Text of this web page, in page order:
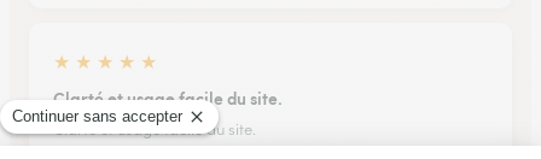
★ ★ ★ ★ ★
Clarté et usage facile du site.
Clarté et usage facile du site.